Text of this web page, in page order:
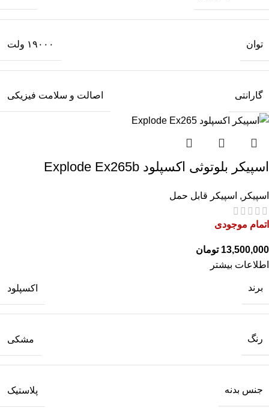
توان ۱۹۰۰۰ ولت
گارانتی اصالت و سلامت فیزیکی
اسپیکر بلوتوثی اکسپلود Explode Ex265b
اسپیکر , اسپیکر قابل حمل
اتمام موجودی
تومان
اطلاعات بیشتر
برند اکسپلود
رنگ مشکی
جنس بدنه پلاستیک